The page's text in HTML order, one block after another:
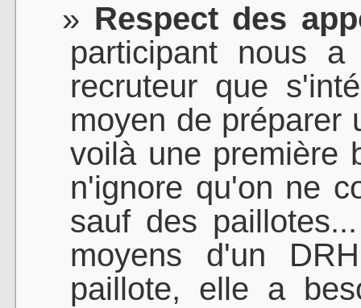
Respect des
participant nous
recruteur que
moyen de préparer
voilà une première
n'ignore qu'on ne
sauf des
moyens d'un
paillote, elle a